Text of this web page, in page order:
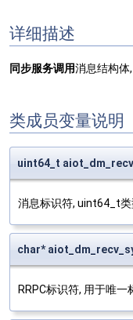
详细描述
同步服务调用消息结构体
类成员变量说明
uint64_t
消息标识符, uint64_t类
char*
RRPC标识符, 用于唯